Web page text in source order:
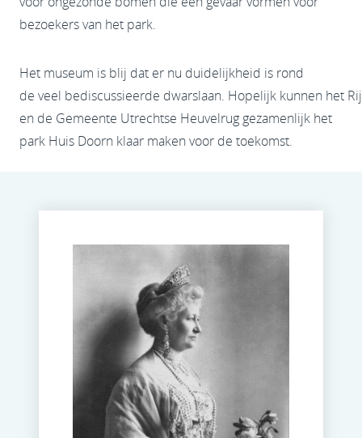
bezoekers van het park.
Het museum is blij dat er nu duidelijkheid is rond
de veel bediscussieerde dwarslaan. Hopelijk kunnen het
en de Gemeente Utrechtse Heuvelrug gezamenlijk het
park Huis Doorn klaar maken voor de toekomst.